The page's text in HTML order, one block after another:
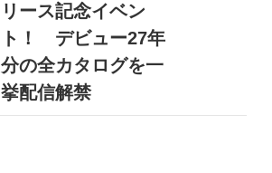
リース記念イベン
ト！ デビュー27年
分の全カタログを一
挙配信解禁